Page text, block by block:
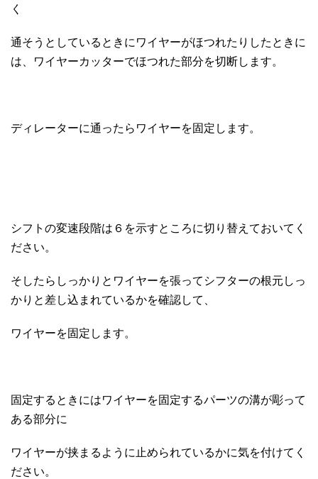
く
通そうとしているときにワイヤーがほつれたりしたときに
は、ワイヤーカッターでほつれた部分を切断します。
ディレーターに通ったらワイヤーを固定します。
シフトの変速段階は６を示すところに切り替えておいてく
ださい。
そしたらしっかりとワイヤーを張ってシフターの根元しっ
かりと差し込まれているかを確認して、
ワイヤーを固定します。
固定するときにはワイヤーを固定するパーツの溝が彫って
ある部分に
ワイヤーが挟まるように止められているかに気を付けてく
ださい。